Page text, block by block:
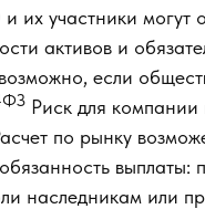
участники могут
активов и
если
Риск для компании
по рынку
выплаты:
наследникам или